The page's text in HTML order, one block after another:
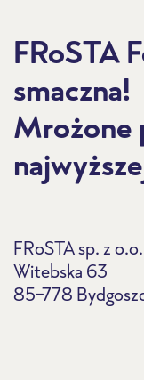
FRoSTA
smaczna!
Mrożone
FRoSTA sp. z o.o.
Witebska 63
85-778